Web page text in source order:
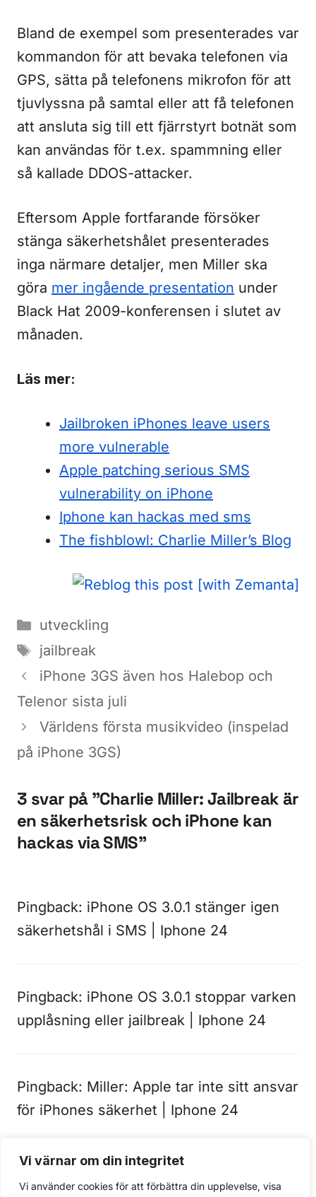
Vi värnar om din integritet
Vi använder cookies för att förbättra din upplevelse, visa
Bland de exempel som presenterades var
kommandon för att bevaka telefonen via
GPS, sätta på telefonens mikrofon för att
tjuvlyssna på samtal eller att få telefonen
att ansluta sig till ett fjärrstyrt botnät som
kan användas för t.ex. spammning eller
så kallade DDOS-attacker.
Eftersom Apple fortfarande försöker
stänga säkerhetshålet presenterades
inga närmare detaljer, men Miller ska
göra mer ingående presentation under
Black Hat 2009-konferensen i slutet av
månaden.
Läs mer:
Jailbroken iPhones leave users
more vulnerable
Apple patching serious SMS
vulnerability on iPhone
Iphone kan hackas med sms
The fishblowl: Charlie Miller’s Blog
Kategorier
utveckling
Etiketter
jailbreak
iPhone 3GS även hos Halebop och
Telenor sista juli
Världens första musikvideo (inspelad
på iPhone 3GS)
3 svar på ”Charlie Miller: Jailbreak är
en säkerhetsrisk och iPhone kan
hackas via SMS”
Pingback: iPhone OS 3.0.1 stänger igen
säkerhetshål i SMS | Iphone 24
Pingback: iPhone OS 3.0.1 stoppar varken
upplåsning eller jailbreak | Iphone 24
Pingback: Miller: Apple tar inte sitt ansvar
för iPhones säkerhet | Iphone 24